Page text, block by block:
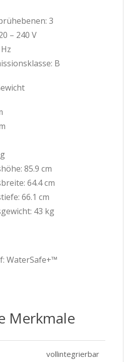
3
– 240 V
B
85.9 cm
64.4 cm
66.1 cm
43 kg
WaterSafe+™
Merkmale
vollintegrierbar